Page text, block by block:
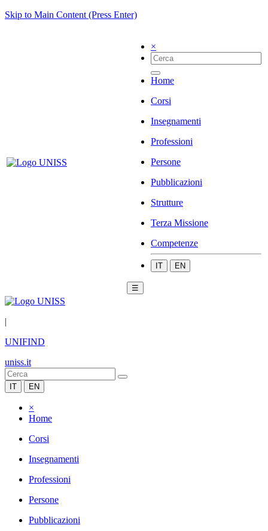
Skip to Main Content (Press Enter)
×
Home
Corsi
Insegnamenti
Professioni
Persone
Pubblicazioni
Strutture
Terza Missione
Competenze
IT EN
☰
|
UNIFIND
uniss.it
IT EN
×
Home
Corsi
Insegnamenti
Professioni
Persone
Pubblicazioni